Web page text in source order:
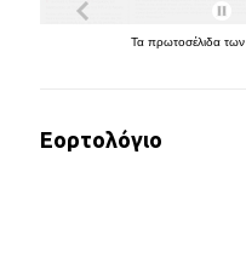
Τα πρωτοσέλιδα των
Εορτολόγιο